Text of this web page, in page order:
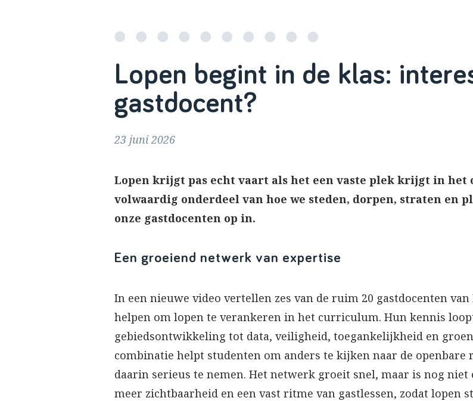
Lopen begint in de klas:
gastdocent?
23 juni 2026
Lopen krijgt pas echt vaart als het een vaste plek krijgt in het
volwaardig onderdeel van hoe we steden, dorpen, straten en
onze gastdocenten op in.
Een groeiend netwerk van expertise
In een nieuwe video vertellen zes van de ruim 20 gastdocenten
helpen om lopen te verankeren in het curriculum. Hun kennis
gebiedsontwikkeling tot data, veiligheid, toegankelijkheid en
combinatie helpt studenten om anders te kijken naar de openbare
daarin serieus te nemen. Het netwerk groeit snel, maar is nog
meer zichtbaarheid en een vast ritme van gastlessen, zodat lopen